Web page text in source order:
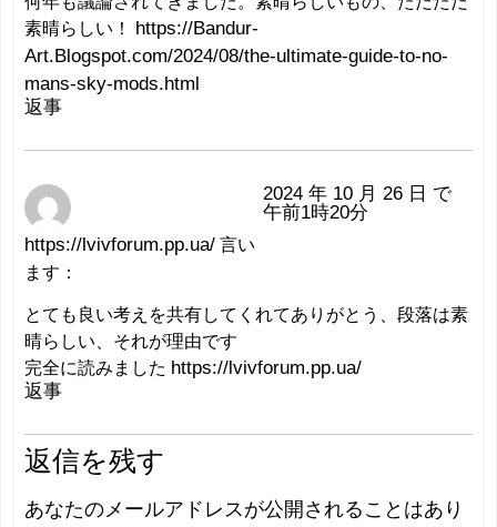
素晴らしい！ https://Bandur-
Art.Blogspot.com/2024/08/the-ultimate-guide-to-no-
mans-sky-mods.html
返事
https://lvivforum.pp.ua/ 言い
ます：
2024 年 10 月 26 日 で
午前1時20分
とても良い考えを共有してくれてありがとう、段落は素
晴らしい、それが理由です
完全に読みました https://lvivforum.pp.ua/
返事
返信を残す
あなたのメールアドレスが公開されることはあり